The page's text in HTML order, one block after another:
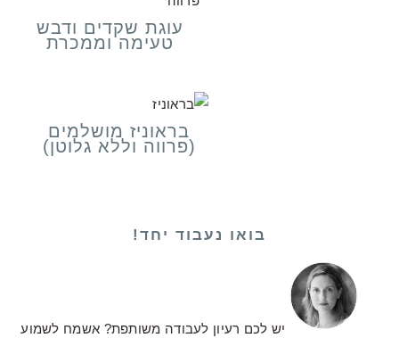
עוגת שקדים ודבש
טעימה וממכרת
בראוניז מושלמים
(פרווה וללא גלוטן)
בואו נעבוד יחד!
יש לכם רעיון לעבודה משותפת? אשמח לשמוע